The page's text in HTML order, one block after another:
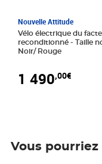
Nouvelle Attitude
Vélo électrique du
reconditionné - Taille normale -
Noir/ Rouge
1 490,00€
Vous